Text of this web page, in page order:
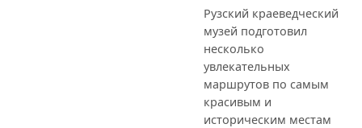
Рузский краеведческий
музей подготовил
несколько
увлекательных
маршрутов по самым
красивым и
историческим местам